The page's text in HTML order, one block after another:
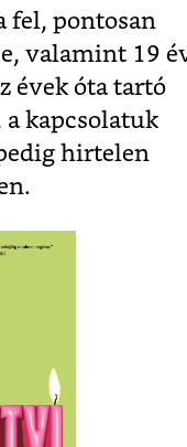
fel, pontosan
valamint 19
évek óta tartó
a kapcsolatuk
hirtelen